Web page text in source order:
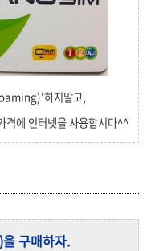
하지말고,
격에 인터넷을 사용합시다^^
구매하자.